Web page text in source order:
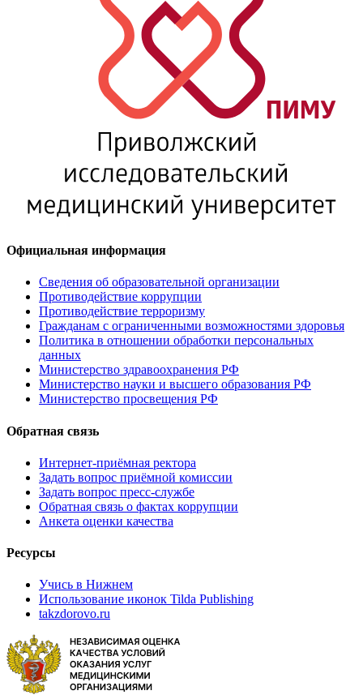
Официальная информация
Сведения об образовательной организации
Противодействие коррупции
Противодействие терроризму
Гражданам с ограниченными возможностями здоровья
Политика в отношении обработки персональных
данных
Министерство здравоохранения РФ
Министерство науки и высшего образования РФ
Министерство просвещения РФ
Обратная связь
Интернет-приёмная ректора
Задать вопрос приёмной комиссии
Задать вопрос пресс-службе
Обратная связь о фактах коррупции
Анкета оценки качества
Ресурсы
Учись в Нижнем
Использование иконок Tilda Publishing
takzdorovo.ru